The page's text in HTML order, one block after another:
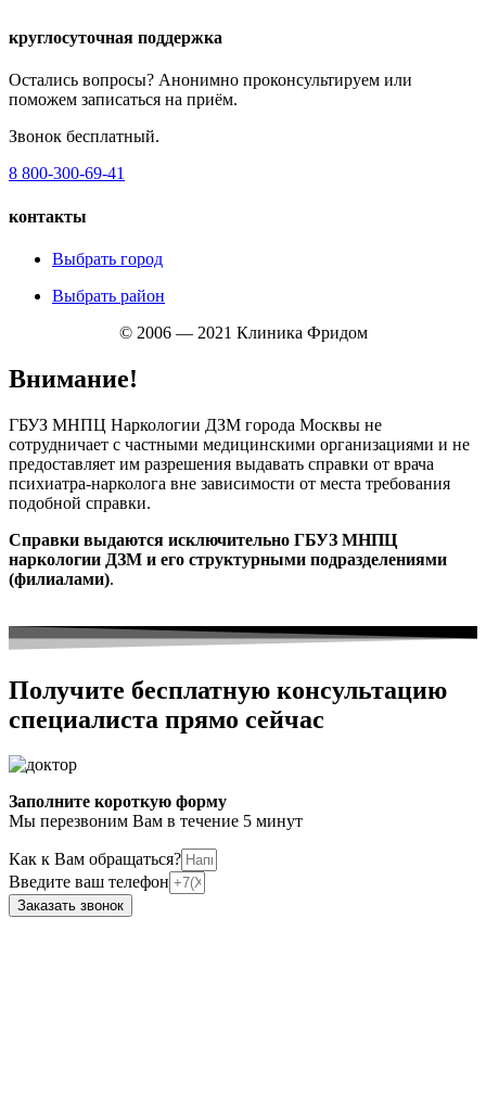
круглосуточная поддержка
Остались вопросы? Анонимно проконсультируем или
поможем записаться на приём.
Звонок бесплатный.
8 800-300-69-41
контакты
Выбрать город
Выбрать район
© 2006 — 2021 Клиника Фридом
Внимание!
ГБУЗ МНПЦ Наркологии ДЗМ города Москвы не
сотрудничает с частными медицинскими организациями и не
предоставляет им разрешения выдавать справки от врача
психиатра-нарколога вне зависимости от места требования
подобной справки.
Справки выдаются исключительно ГБУЗ МНПЦ
наркологии ДЗМ и его структурными подразделениями
(филиалами).
Получите бесплатную консультацию
специалиста прямо сейчас
Заполните короткую форму
Мы перезвоним Вам в течение 5 минут
Как к Вам обращаться?
Введите ваш телефон
Заказать звонок